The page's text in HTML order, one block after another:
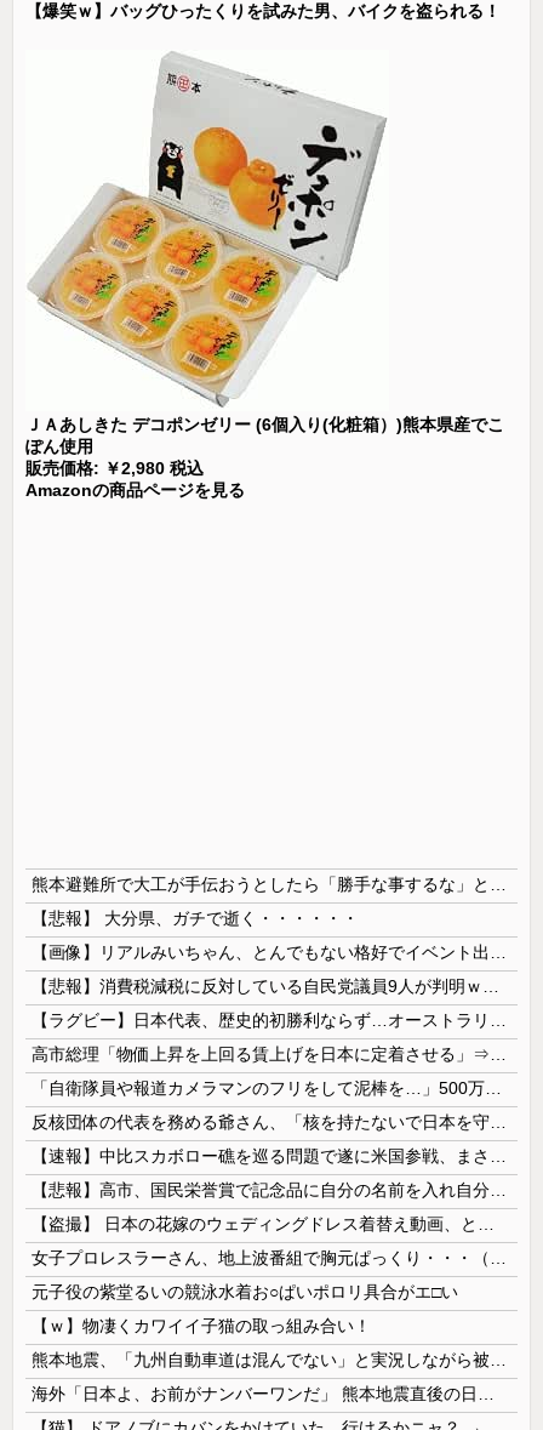
【爆笑ｗ】バッグひったくりを試みた男、バイクを盗られる！
ＪＡあしきた デコポンゼリー (6個入り(化粧箱）)熊本県産でこ
ぽん使用
販売価格: ￥2,980 税込
Amazonの商品ページを見る
【悲報】 大分県、ガチで逝く・・・・・・
元子役の紫堂るいの競泳水着お○ぱいポロリ具合がエ□い
【ｗ】物凄くカワイイ子猫の取っ組み合い！